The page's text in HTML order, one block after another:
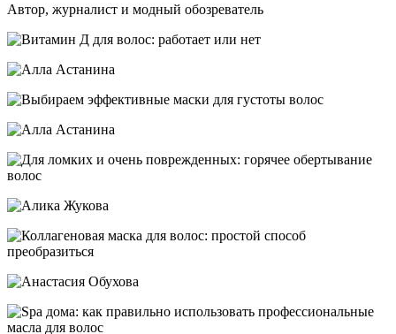
Автор, журналист и модный обозреватель